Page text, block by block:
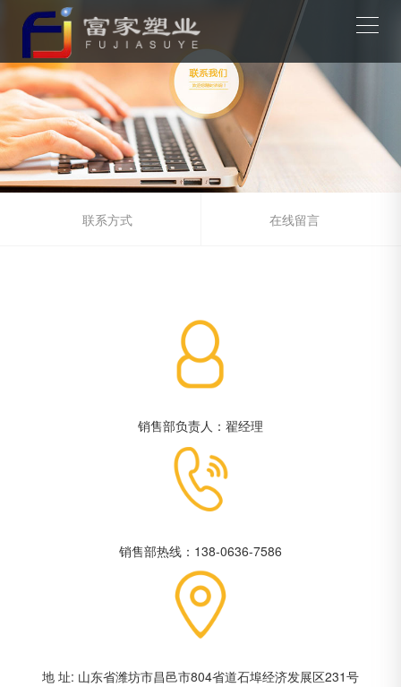
联系方式 在线留言
销售部负责人：翟经理
销售部热线：138-0636-7586
地 址: 山东省潍坊市昌邑市804省道石埠经济发展区231号